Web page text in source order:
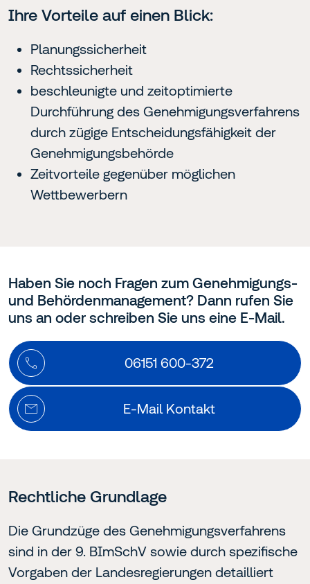
Ihre Vorteile auf einen Blick:
Planungssicherheit
Rechtssicherheit
beschleunigte und zeitoptimierte
Durchführung des Genehmigungsverfahrens
durch zügige Entscheidungsfähigkeit der
Genehmigungsbehörde
Zeitvorteile gegenüber möglichen
Wettbewerbern
Haben Sie noch Fragen zum Genehmigungs-
und Behördenmanagement? Dann rufen Sie
uns an oder schreiben Sie uns eine E-Mail.
06151 600-372
E-Mail Kontakt
Rechtliche Grundlage
Die Grundzüge des Genehmigungsverfahrens
sind in der 9. BImSchV sowie durch spezifische
Vorgaben der Landesregierungen detailliert